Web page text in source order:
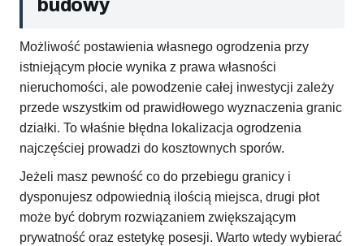
budowy
Możliwość postawienia własnego ogrodzenia przy
istniejącym płocie wynika z prawa własności
nieruchomości, ale powodzenie całej inwestycji zależy
przede wszystkim od prawidłowego wyznaczenia granic
działki. To właśnie błędna lokalizacja ogrodzenia
najczęściej prowadzi do kosztownych sporów.
Jeżeli masz pewność co do przebiegu granicy i
dysponujesz odpowiednią ilością miejsca, drugi płot
może być dobrym rozwiązaniem zwiększającym
prywatność oraz estetykę posesji. Warto wtedy wybierać